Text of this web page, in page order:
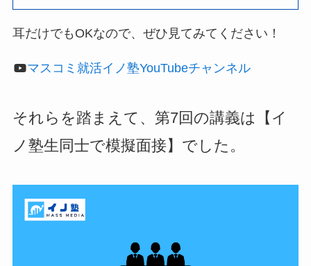
耳だけでもOKなので、ぜひ見てみてください！
マスコミ就活イノ塾YouTubeチャンネル
それらを踏まえて、第7回の講義は【イ
ノ塾生同士で模擬面接】でした。